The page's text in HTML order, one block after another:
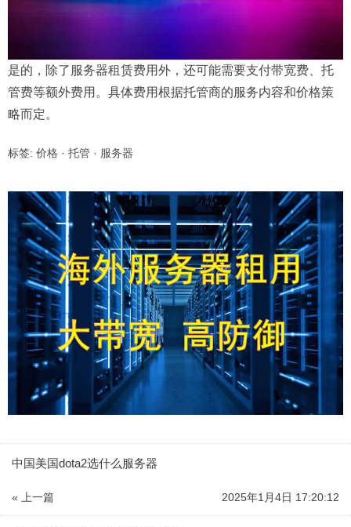
是的，除了服务器租赁费用外，还可能需要支付带宽费、托
管费等额外费用。具体费用根据托管商的服务内容和价格策
略而定。
标签: 价格 · 托管 · 服务器
中国美国dota2选什么服务器
« 上一篇 2025年1月4日 17:20:12